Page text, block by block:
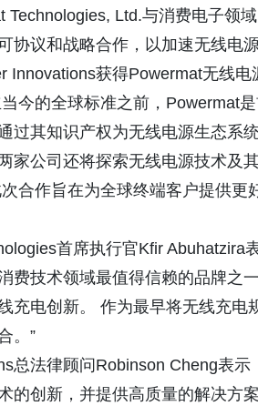
Technologies, Ltd.与消费电子领
协议和战略合作，以加速无线电
Innovations获得Powermat无线
今的全球标准之前，Powermat
过其知识产权为无线电源生态系
家公司还将探索无线电源技术及
合作旨在为全球终端客户提供
首席执行官Kfir Abuhatzira
费技术领域最值得信赖的品牌之
充电创新。 作为最早将无线充
。”
总法律顾问Robinson Cheng表
的创新，并提供高质量的解决方